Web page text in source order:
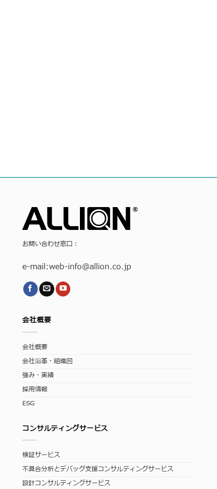
お問い合わせ窓口：
e-mail:web-info@allion.co.jp
会社概要
会社概要
会社沿革・組織図
強み・実績
採用情報
ESG
コンサルティングサービス
検証サービス
不具合分析とデバッグ支援コンサルティングサービス
設計コンサルティングサービス